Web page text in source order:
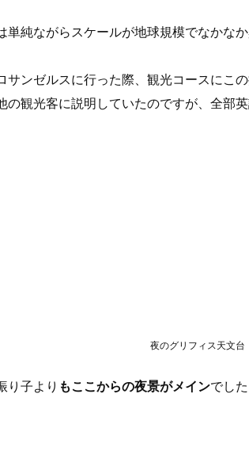
単純ながらスケールが地球規模でなかな
サンゼルスに行った際、観光コースにこ
の観光客に説明していたのですが、全部
夜のグリフィス天文台
り子より もここからの夜景がメインでし